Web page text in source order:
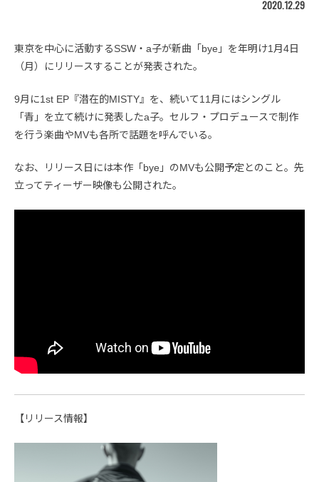
2020.12.29
東京を中心に活動するSSW・a子が新曲「bye」を年明け1月4日
（月）にリリースすることが発表された。
9月に1st EP『潜在的MISTY』を、続いて11月にはシングル
「青」を立て続けに発表したa子。セルフ・プロデュースで制作
を行う楽曲やMVも各所で話題を呼んでいる。
なお、リリース日には本作「bye」のMVも公開予定とのこと。先
立ってティーザー映像も公開された。
【リリース情報】